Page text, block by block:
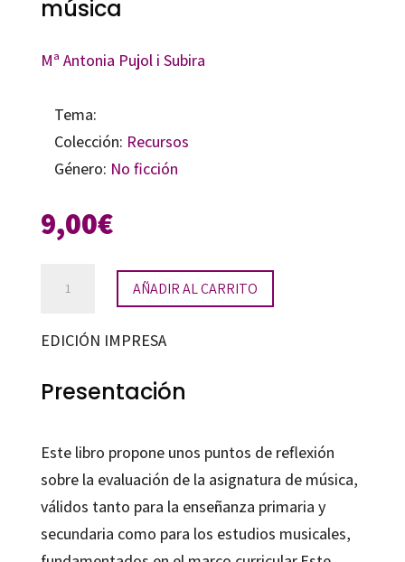
música
Mª Antonia Pujol i Subira
Tema:
Colección: Recursos
Género: No ficción
9,00€
en
área
AÑADIR AL CARRITO
EDICIÓN IMPRESA
Presentación
Este libro propone unos puntos de reflexión
sobre la evaluación de la asignatura de música,
válidos tanto para la enseñanza primaria y
secundaria como para los estudios musicales,